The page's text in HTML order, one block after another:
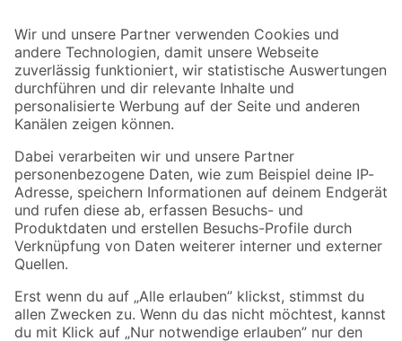
Der toom Newsletter: Keine Angebote und Aktionen mehr verpassen!
Zur Newsletter Anmeldung
Folge uns
Zahlungsarten Versandarten
Sicher einkaufen